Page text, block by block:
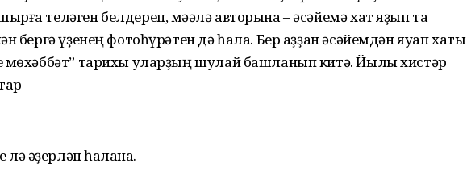
теләген белдереп, мәҡәлә авторына – әсәйемә хат яҙып та
бергә үҙенең фотоһүрәтен дә һала. Бер аҙҙан әсәйемдән яуап хаты
мөхәббәт” тарихы уларҙың шулай башланып китә. Йылы хистәр
лә ҡәҙерләп һаҡлана.